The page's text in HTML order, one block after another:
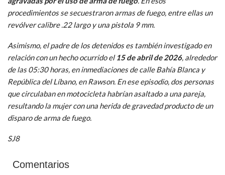
procedimientos se secuestraron armas de fuego, entre ellas un
revólver calibre .22 largo y una pistola 9 mm.
Asimismo, el padre de los detenidos es también investigado en
relación con un hecho ocurrido el15 de abril de 2026, alrededor
de las 05:30 horas, en inmediaciones de calle Bahía Blanca y
República del Líbano, en Rawson. En ese episodio, dos personas
que circulaban en motocicleta habrían asaltado a una pareja,
resultando la mujer con una herida de gravedad producto de un
disparo de arma de fuego.
SJ8
Comentarios